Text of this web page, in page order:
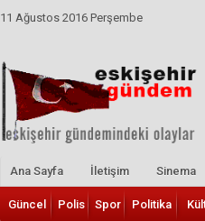
11 Ağustos 2016 Perşembe
Ana Sayfa İletişim Sinema
Güncel Polis Spor Politika